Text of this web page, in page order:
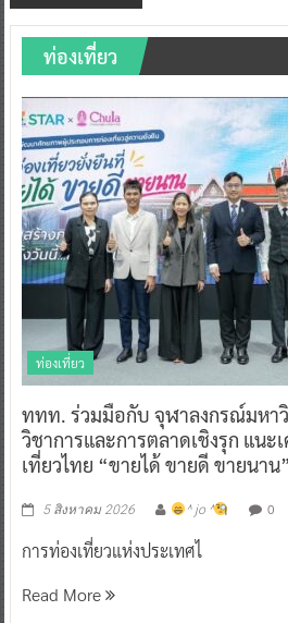
ท่องเที่ยว
ท่องเที่ยว
ททท. ร่วมมือกับ จุฬาลงกรณ์มหา
วิชาการและการตลาดเชิงรุก แน
เที่ยวไทย “ขายได้ ขายดี ขายนาน”
5 สิงหาคม 2026 ^ jo ^ 0
การท่องเที่ยวแห่งประเทศไ
Read More